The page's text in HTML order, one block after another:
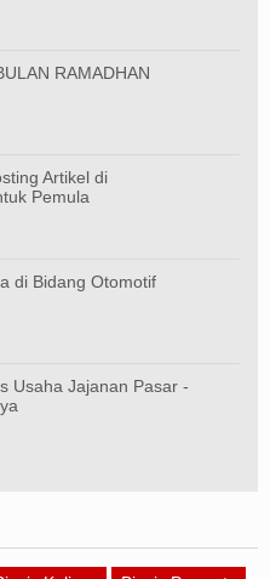
RAMADHAN
Artikel di
Pemula
di Bidang Otomotif
Usaha Jajanan Pasar -